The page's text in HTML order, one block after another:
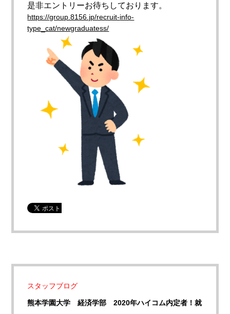
是非エントリーお待ちしております。
https://group.8156.jp/recruit-info-
type_cat/newgraduatess/
スタッフブログ
熊本学園大学 経済学部 2020年ハイコム内定者！就